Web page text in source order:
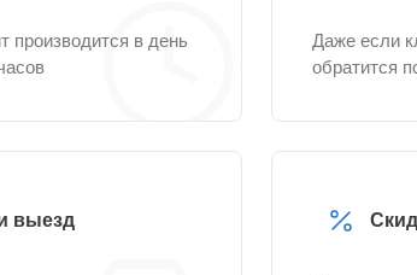
производится в день
Даже если
обратится
выезд